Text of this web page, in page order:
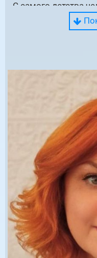
С самого детства
задумываться о
это всего лишь
обычным ребенком,
даже немного
С первого класса
Родителей я
– «Я поступаю в
вокала».
Как же они
девочка» будет
Но педагогическое
роднее, и я
Много часов было
пением и педагогике.